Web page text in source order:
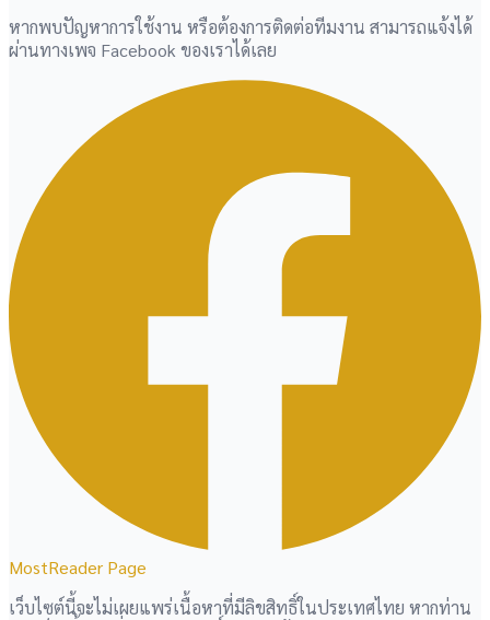
หากพบปัญหาการใช้งาน หรือต้องการติดต่อทีมงาน สามารถแจ้งได้
ผ่านทางเพจ Facebook ของเราได้เลย
MostReader Page
เว็บไซต์นี้จะไม่เผยแพร่เนื้อหาที่มีลิขสิทธิ์ในประเทศไทย หากท่าน